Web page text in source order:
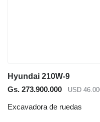
Hyundai 210W-9
Gs. 273.900.000
USD
Excavadora de ruedas